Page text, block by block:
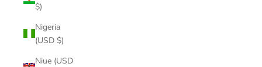
$)
Nigeria
(USD $)
Niue (USD